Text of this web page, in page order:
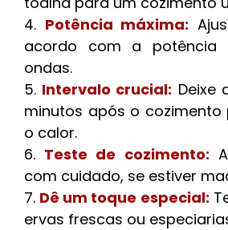
Potência máxima:
acordo com a potência
ondas.
Intervalo crucial: Deixe
minutos após o cozimento
o calor.
Teste de cozimento:
com cuidado, se estiver
Dê um toque especial:
ervas frescas ou